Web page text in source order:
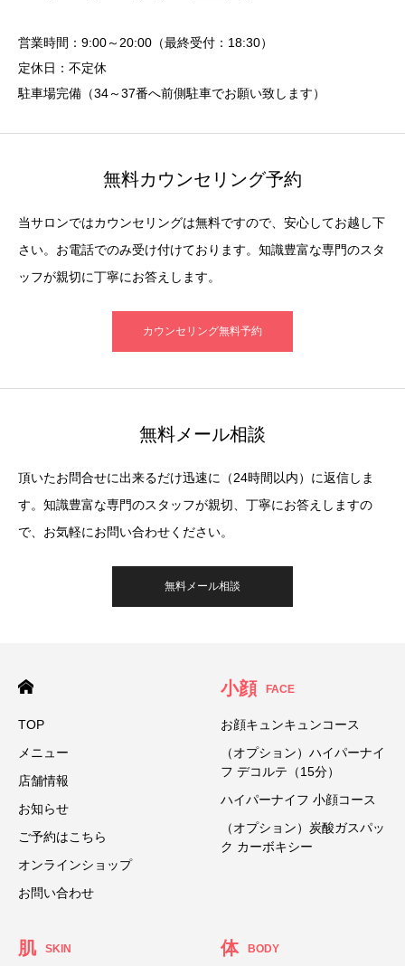
営業時間：9:00～20:00（最終受付：18:30）
定休日：不定休
駐車場完備（34～37番へ前側駐車でお願い致します）
無料カウンセリング予約
当サロンではカウンセリングは無料ですので、安心してお越し下
さい。お電話でのみ受け付けております。知識豊富な専門のスタ
ッフが親切に丁寧にお答えします。
カウンセリング無料予約
無料メール相談
頂いたお問合せに出来るだけ迅速に（24時間以内）に返信しま
す。知識豊富な専門のスタッフが親切、丁寧にお答えしますの
で、お気軽にお問い合わせください。
無料メール相談
TOP
メニュー
店舗情報
お知らせ
ご予約はこちら
オンラインショップ
お問い合わせ
小顔 FACE
お顔キュンキュンコース
（オプション）ハイパーナイ
フ デコルテ（15分）
ハイパーナイフ 小顔コース
（オプション）炭酸ガスパッ
ク カーボキシー
肌 SKIN 体 BODY